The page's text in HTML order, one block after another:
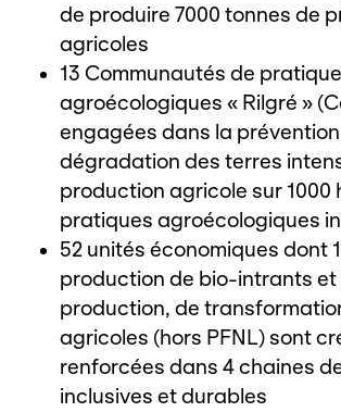
de produire 7000 tonnes de
agricoles
13 Communautés de
agroécologiques « Rilgré »
engagées dans la
dégradation des terres
production agricole sur 1000
pratiques agroécologiques
52 unités économiques dont
production de bio-intrants et
production, de
agricoles (hors PFNL) sont
renforcées dans 4 chaines
inclusives et durables